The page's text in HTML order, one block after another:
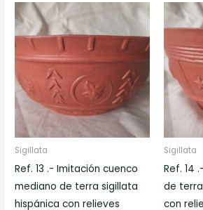
Sigillata
Ref. 13 .- Imitación cuenco
mediano de terra sigillata
hispánica con relieves
Sigillata
Ref. 14
de
con